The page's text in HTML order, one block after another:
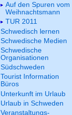
Auf den Spuren vom
Weihnachtsmann
TUR 2011
Schwedisch lernen
Schwedische Medien
Schwedische
Organisationen
Südschweden
Tourist Information
Büros
Unterkunft im Urlaub
Urlaub in Schweden
Veranstaltungs-